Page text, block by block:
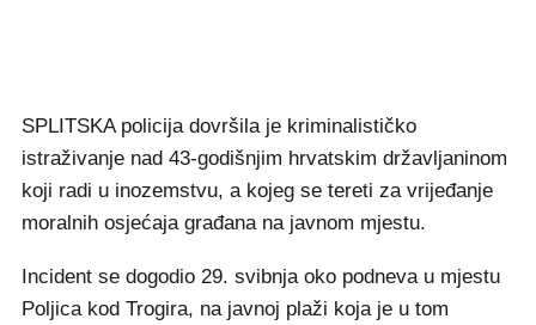
SPLITSKA policija dovršila je kriminalističko
istraživanje nad 43-godišnjim hrvatskim državljaninom
koji radi u inozemstvu, a kojeg se tereti za vrijeđanje
moralnih osjećaja građana na javnom mjestu.
Incident se dogodio 29. svibnja oko podneva u mjestu
Poljica kod Trogira, na javnoj plaži koja je u tom